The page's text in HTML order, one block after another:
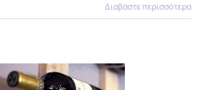
Διαβάστε περισσότερα